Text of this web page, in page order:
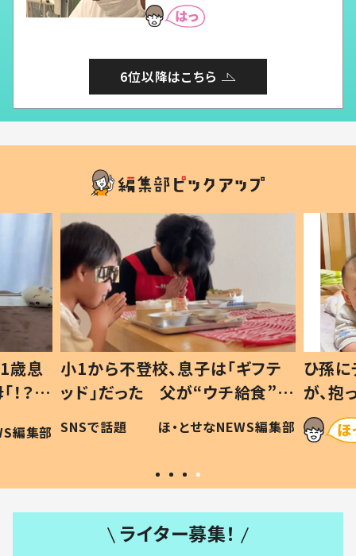
6位以降はこちら
歳息
？」
編集部
小1から不登校、息子は「ギフテ
ッド」だった 父が“ウチ給食”を
作り続ける理由とは #令和の親
#令和の子
SNSで話題 ほ・とせなNEWS編集部
ひ孫
が、
「涙が
い」
ライター募集！